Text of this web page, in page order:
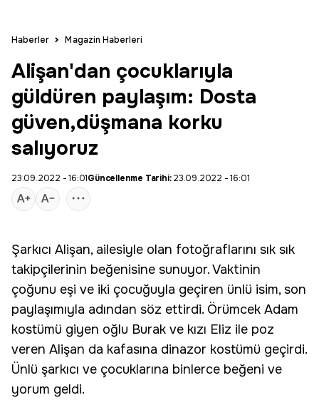
Haberler Magazin Haberleri
Alişan'dan çocuklarıyla
güldüren paylaşım: Dosta
güven,düşmana korku
salıyoruz
23.09.2022 - 16:01Güncellenme Tarihi:23.09.2022 - 16:01
Şarkıcı Alişan, ailesiyle olan fotoğraflarını sık sık
takipçilerinin beğenisine sunuyor. Vaktinin
çoğunu eşi ve iki çocuğuyla geçiren ünlü isim, son
paylaşımıyla adından söz ettirdi. Örümcek Adam
kostümü giyen oğlu Burak ve kızı Eliz ile poz
veren Alişan da kafasına dinazor kostümü geçirdi.
Ünlü şarkıcı ve çocuklarına binlerce beğeni ve
yorum geldi.